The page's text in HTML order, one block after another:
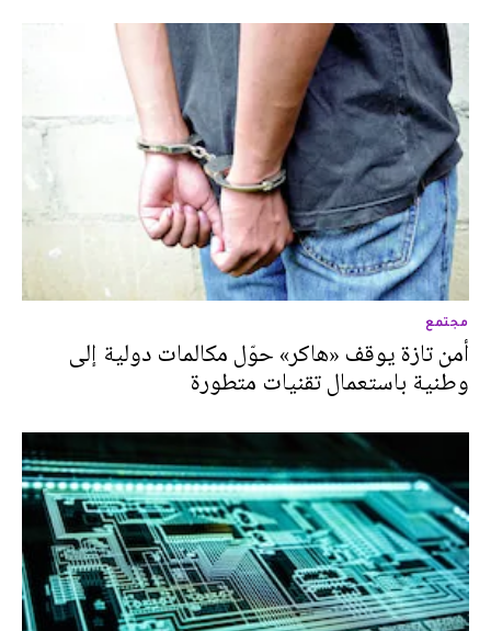
مجتمع
أمن تازة يوقف «هاكر» حوّل مكالمات دولية إلى
وطنية باستعمال تقنيات متطورة